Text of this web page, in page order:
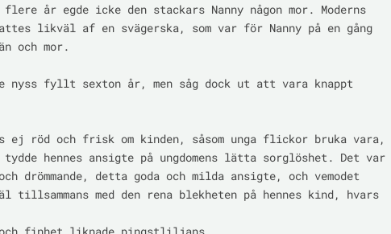
flere år egde icke den stackars Nanny någon mor. Moderns
likväl af en svägerska, som var för Nanny på en gång
och mor.
nyss fyllt sexton år, men såg dock ut att vara knappt
ej röd och frisk om kinden, såsom unga flickor bruka vara,
hennes ansigte på ungdomens lätta sorglöshet. Det var
drömmande, detta goda och milda ansigte, och vemodet
tillsammans med den rena blekheten på hennes kind, hvars
finhet liknade pingstliljans.